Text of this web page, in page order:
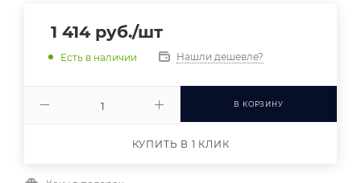
1 414руб./шт
Есть в наличии Нашли дешевле?
В КОРЗИНУ
КУПИТЬ В 1 КЛИК